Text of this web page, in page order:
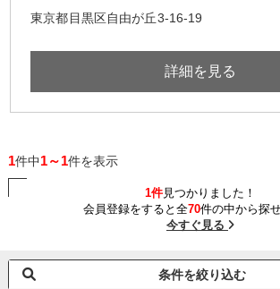
東京都目黒区自由が丘3-16-19
詳細を見る
1件中1～1件を表示
1件見つかりました！
会員登録をすると全70件の中から探
今すぐ見る
条件を絞り込む